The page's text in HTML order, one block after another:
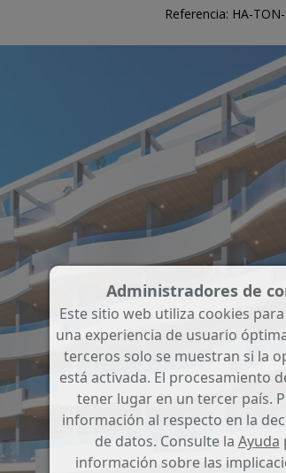
Referencia: HA-
Administradores de
Este sitio web utiliza cookies
una experiencia de usuario
terceros solo se muestran si la
está activada. El procesamiento
tener lugar en un tercer país.
información al respecto en la
de datos. Consulte la Ayuda
información sobre las